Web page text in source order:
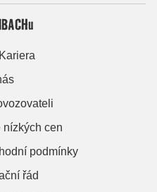
nízkých cen
podmínky
řád